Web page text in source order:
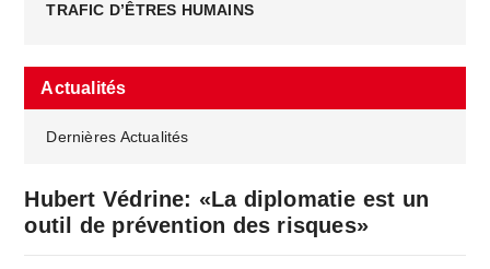
TRAFIC D’ÊTRES HUMAINS
Actualités
Dernières Actualités
Hubert Védrine: «​La diplomatie est un
outil de prévention des risques»